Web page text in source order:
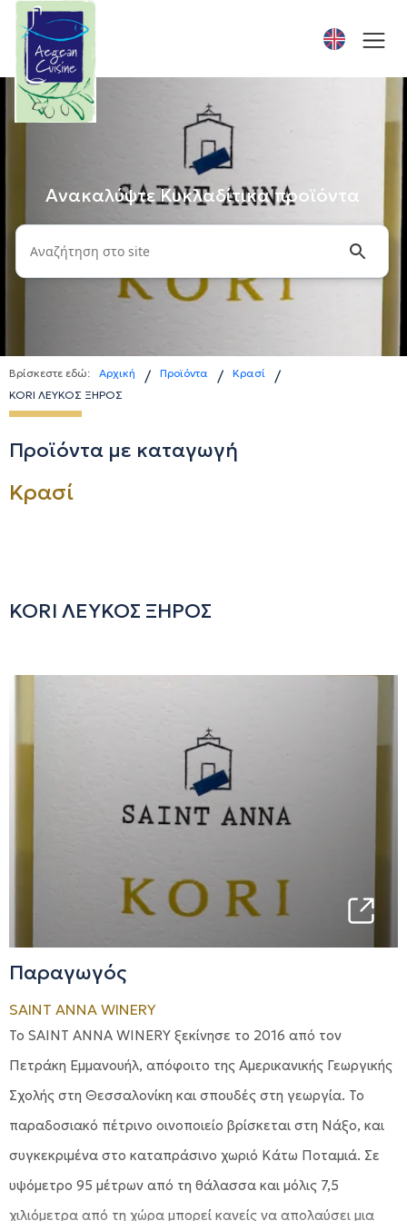
Ανακαλύψτε Κυκλαδίτικα προϊόντα
Βρίσκεστε εδώ: Αρχική / Προϊόντα / Κρασί /
KORI ΛΕΥΚΟΣ ΞΗΡΟΣ
Προϊόντα με καταγωγή
Κρασί
KORI ΛΕΥΚΟΣ ΞΗΡΟΣ
Παραγωγός
SAINT ANNA WINERY
Το SAINT ANNA WINERY ξεκίνησε το 2016 από τον
Πετράκη Εμμανουήλ, απόφοιτο της Αμερικανικής Γεωργικής
Σχολής στη Θεσσαλονίκη και σπουδές στη γεωργία. Το
παραδοσιακό πέτρινο οινοποιείο βρίσκεται στη Νάξο, και
συγκεκριμένα στο καταπράσινο χωριό Κάτω Ποταμιά. Σε
υψόμετρο 95 μέτρων από τη θάλασσα και μόλις 7,5
χιλιόμετρα από τη χώρα μπορεί κανείς να απολαύσει μια